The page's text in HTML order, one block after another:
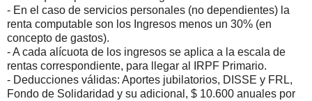
- En el caso de servicios personales (no dependientes) la
renta computable son los Ingresos menos un 30% (en
concepto de gastos).
- A cada alícuota de los ingresos se aplica a la escala de
rentas correspondiente, para llegar al IRPF Primario.
- Deducciones válidas: Aportes jubilatorios, DISSE y FRL,
Fondo de Solidaridad y su adicional, $ 10.600 anuales por